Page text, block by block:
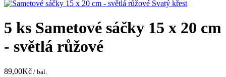
5 ks Sametové sáčky 15 x 20 cm
- světlá růžové
89,00Kč / bal.